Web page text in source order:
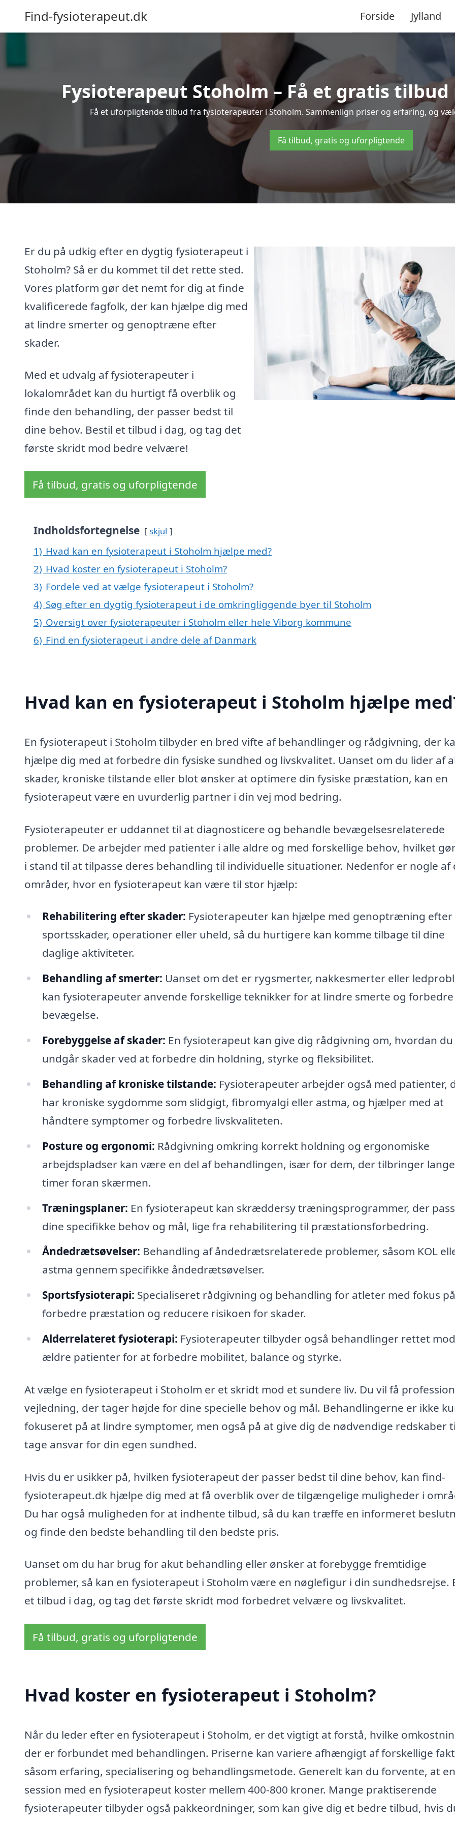
Find-fysioterapeut.dk Forside Jylland
Fysioterapeut Stoholm – Få et gratis
Få et uforpligtende tilbud fra fysioterapeuter i Stoholm. Sammenlign priser og erfaring, og
Få tilbud, gratis og uforpligtende
Er du på udkig efter en dygtig fysioterapeut i
Stoholm? Så er du kommet til det rette sted.
Vores platform gør det nemt for dig at finde
kvalificerede fagfolk, der kan hjælpe dig med
at lindre smerter og genoptræne efter
skader.
Med et udvalg af fysioterapeuter i
lokalområdet kan du hurtigt få overblik og
finde den behandling, der passer bedst til
dine behov. Bestil et tilbud i dag, og tag det
første skridt mod bedre velvære!
Få tilbud, gratis og uforpligtende
Indholdsfortegnelse skjul
1) Hvad kan en fysioterapeut i Stoholm hjælpe med?
2) Hvad koster en fysioterapeut i Stoholm?
3) Fordele ved at vælge fysioterapeut i Stoholm?
4) Søg efter en dygtig fysioterapeut i de omkringliggende byer til Stoholm
5) Oversigt over fysioterapeuter i Stoholm eller hele Viborg kommune
6) Find en fysioterapeut i andre dele af Danmark
Hvad kan en fysioterapeut i Stoholm hjælpe
En fysioterapeut i Stoholm tilbyder en bred vifte af behandlinger og rådgivning, der
hjælpe dig med at forbedre din fysiske sundhed og livskvalitet. Uanset om du lider af
skader, kroniske tilstande eller blot ønsker at optimere din fysiske præstation, kan en
fysioterapeut være en uvurderlig partner i din vej mod bedring.
Fysioterapeuter er uddannet til at diagnosticere og behandle bevægelsesrelaterede
problemer. De arbejder med patienter i alle aldre og med forskellige behov, hvilket
i stand til at tilpasse deres behandling til individuelle situationer. Nedenfor er nogle af
områder, hvor en fysioterapeut kan være til stor hjælp:
Rehabilitering efter skader: Fysioterapeuter kan hjælpe med genoptræning efter
sportsskader, operationer eller uheld, så du hurtigere kan komme tilbage til dine
daglige aktiviteter.
Behandling af smerter: Uanset om det er rygsmerter, nakkesmerter eller
kan fysioterapeuter anvende forskellige teknikker for at lindre smerte og forbedre
bevægelse.
Forebyggelse af skader: En fysioterapeut kan give dig rådgivning om, hvordan du
undgår skader ved at forbedre din holdning, styrke og fleksibilitet.
Behandling af kroniske tilstande: Fysioterapeuter arbejder også med patienter,
har kroniske sygdomme som slidgigt, fibromyalgi eller astma, og hjælper med at
håndtere symptomer og forbedre livskvaliteten.
Posture og ergonomi: Rådgivning omkring korrekt holdning og ergonomiske
arbejdspladser kan være en del af behandlingen, især for dem, der tilbringer lange
timer foran skærmen.
Træningsplaner: En fysioterapeut kan skræddersy træningsprogrammer, der
dine specifikke behov og mål, lige fra rehabilitering til præstationsforbedring.
Åndedrætsøvelser: Behandling af åndedrætsrelaterede problemer, såsom KOL
astma gennem specifikke åndedrætsøvelser.
Sportsfysioterapi: Specialiseret rådgivning og behandling for atleter med fokus
forbedre præstation og reducere risikoen for skader.
Alderrelateret fysioterapi: Fysioterapeuter tilbyder også behandlinger rettet mod
ældre patienter for at forbedre mobilitet, balance og styrke.
At vælge en fysioterapeut i Stoholm er et skridt mod et sundere liv. Du vil få
vejledning, der tager højde for dine specielle behov og mål. Behandlingerne er ikke
fokuseret på at lindre symptomer, men også på at give dig de nødvendige redskaber
tage ansvar for din egen sundhed.
Hvis du er usikker på, hvilken fysioterapeut der passer bedst til dine behov, kan find-
fysioterapeut.dk hjælpe dig med at få overblik over de tilgængelige muligheder i
Du har også muligheden for at indhente tilbud, så du kan træffe en informeret
og finde den bedste behandling til den bedste pris.
Uanset om du har brug for akut behandling eller ønsker at forebygge fremtidige
problemer, så kan en fysioterapeut i Stoholm være en nøglefigur i din sundhedsrejse.
et tilbud i dag, og tag det første skridt mod forbedret velvære og livskvalitet.
Få tilbud, gratis og uforpligtende
Hvad koster en fysioterapeut i Stoholm?
Når du leder efter en fysioterapeut i Stoholm, er det vigtigt at forstå, hvilke
der er forbundet med behandlingen. Priserne kan variere afhængigt af forskellige
såsom erfaring, specialisering og behandlingsmetode. Generelt kan du forvente, at en
session med en fysioterapeut koster mellem 400-800 kroner. Mange praktiserende
fysioterapeuter tilbyder også pakkeordninger, som kan give dig et bedre tilbud, hvis